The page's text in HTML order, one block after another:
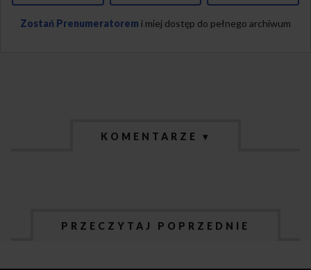
Zostań Prenumeratorem i miej dostęp do pełnego archiwum
KOMENTARZE ▾
PRZECZYTAJ POPRZEDNIE